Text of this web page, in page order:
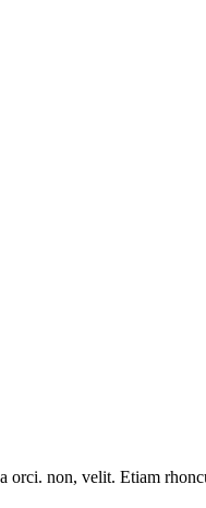
non, velit. Etiam